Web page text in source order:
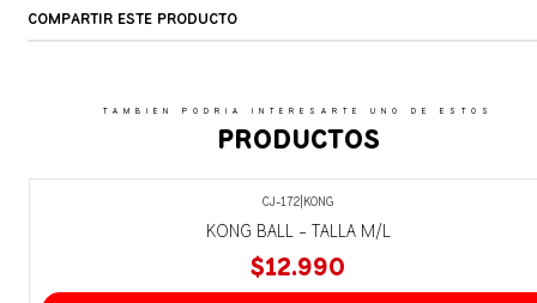
COMPARTIR ESTE PRODUCTO
TAMBIEN PODRIA INTERESARTE UNO DE ESTOS
PRODUCTOS
CJ-172| KONG
KONG BALL - TALLA M/L
$12.990